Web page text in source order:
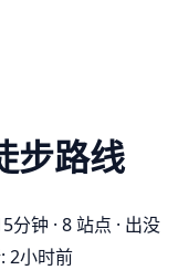
步路线
分钟 · 8 站点 · 出没
2小时前